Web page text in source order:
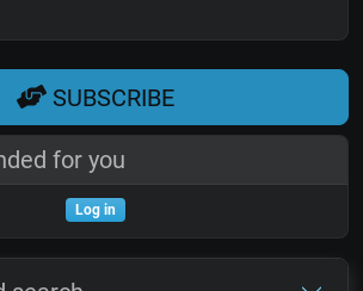
SUBSCRIBE
for you
Log in